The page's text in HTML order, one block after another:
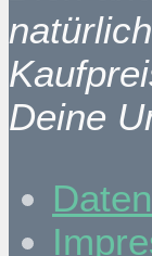
Deine